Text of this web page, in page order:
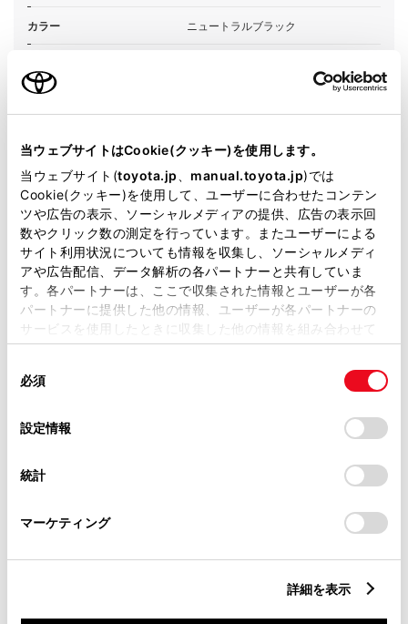
当ウェブサイトはCookie(クッキー)を使用します。
当ウェブサイト(toyota.jp manual.toyota.jp)では
Cookie(クッキー)を使用して、ユーザーに合わせたコンテン
ツや広告の表示、ソーシャルメディアの提供、広告の表示回
数やクリック数の測定を行っています。またユーザーによる
サイト利用状況についても情報を収集し、ソーシャルメディ
アや広告配信、データ解析の各パートナーと共有していま
す。各パートナーは、ここで収集された情報とユーザーが各
パートナーに提供した他の情報、ユーザーが各パートナーの
サービスを使用したときに収集した他の情報を組み合わせて
使用することがあります。当ウェブサイトの使用を続行する
デバイスにすべてのCookie(クッキー)が保存されることに同
意したことになります。Cookie(クッキー)のオプトアウト、
設定の変更、同意を撤回したりするにあたっては、当社の
「Cookie（クッキー）情報の取り扱いについて
」をご覧くだ
必須
設定情報
統計
マーケティング
詳細を表示
カラー ニュートラルブラック
展示車
施設情報・サービス